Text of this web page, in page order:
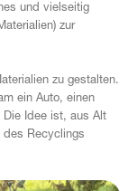
und vielseitig
zur
zu gestalten.
ein Auto, einen
Idee ist, aus Alt
des Recyclings